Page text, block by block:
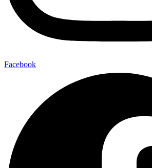
Facebook